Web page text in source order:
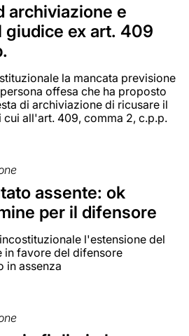
archiviazione e
giudice ex art. 409
la mancata previsione
offesa che ha proposto
di archiviazione di ricusare il
all'art. 409, comma 2, c.p.p.
assente: ok
per il difensore
l'estensione del
in favore del difensore
in assenza